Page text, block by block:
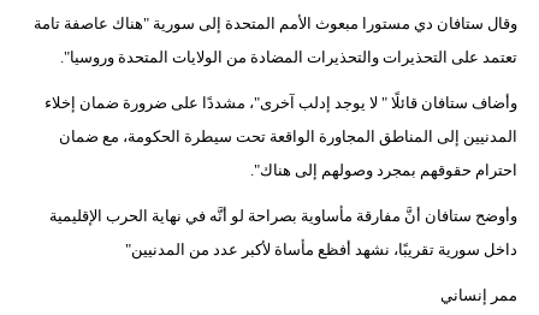
وقال ستافان دي مستورا مبعوث الأمم المتحدة إلى سورية "هناك عاصفة تامة
تعتمد على التحذيرات والتحذيرات المضادة من الولايات المتحدة وروسيا".
وأضاف ستافان قائلًا " لا يوجد إدلب آخرى"، مشددًا على ضرورة ضمان إخلاء
المدنيين إلى المناطق المجاورة الواقعة تحت سيطرة الحكومة، مع ضمان
احترام حقوقهم بمجرد وصولهم إلى هناك".
وأوضح ستافان أنَّ مفارقة مأساوية بصراحة لو أنَّه في نهاية الحرب الإقليمية
داخل سورية تقريبًا، نشهد أفظع مأساة لأكبر عدد من المدنيين"
ممر إنساني